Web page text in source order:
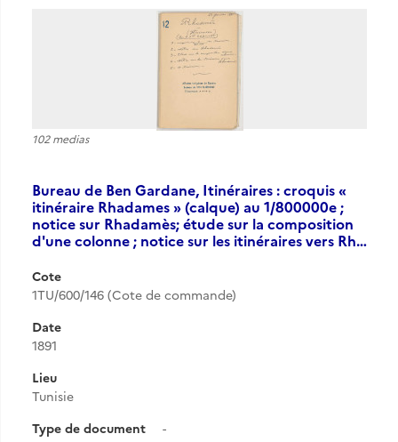
102 medias
Bureau de Ben Gardane, Itinéraires : croquis «
itinéraire Rhadames » (calque) au 1/800000e ;
notice sur Rhadamès; étude sur la composition
d'une colonne ; notice sur les itinéraires vers Rh…
Cote
1TU/600/146 (Cote de commande)
Date
1891
Lieu
Tunisie
Type de document
-